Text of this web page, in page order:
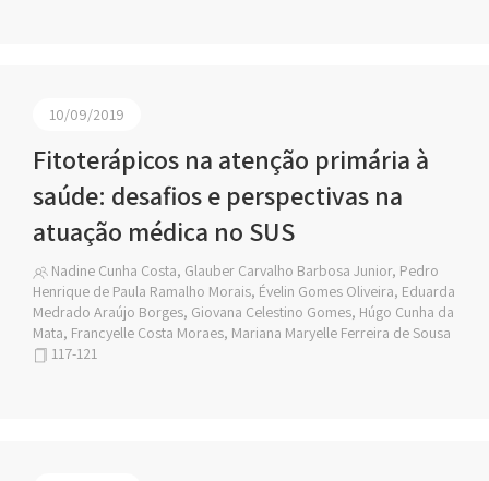
10/09/2019
Fitoterápicos na atenção primária à
saúde: desafios e perspectivas na
atuação médica no SUS
Nadine Cunha Costa, Glauber Carvalho Barbosa Junior, Pedro
Henrique de Paula Ramalho Morais, Évelin Gomes Oliveira, Eduarda
Medrado Araújo Borges, Giovana Celestino Gomes, Húgo Cunha da
Mata, Francyelle Costa Moraes, Mariana Maryelle Ferreira de Sousa
117-121